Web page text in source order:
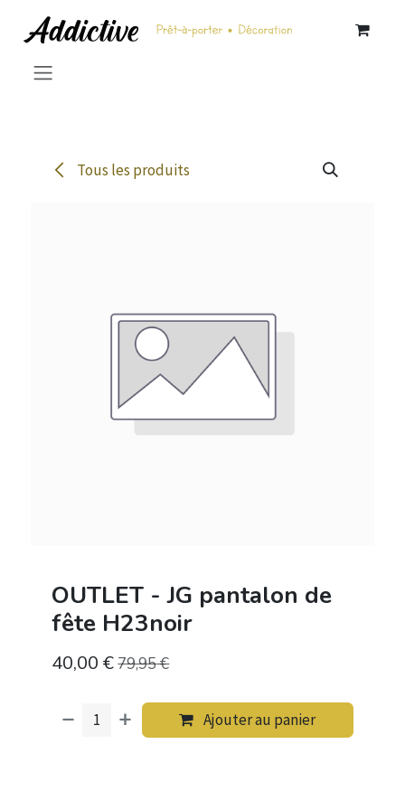
Tous les produits
OUTLET - JG pantalon de
fête H23noir
40,00 €79,95€
Ajouter au panier